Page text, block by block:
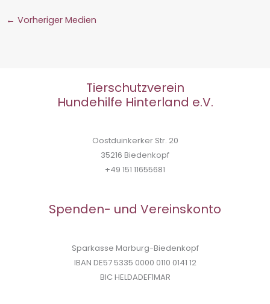
← Vorheriger Medien
Tierschutzverein
Hundehilfe Hinterland e.V.
Oostduinkerker Str. 20
35216 Biedenkopf
+49 151 11655681
Spenden- und Vereinskonto
Sparkasse Marburg-Biedenkopf
IBAN DE57 5335 0000 0110 0141 12
BIC HELDADEF1MAR